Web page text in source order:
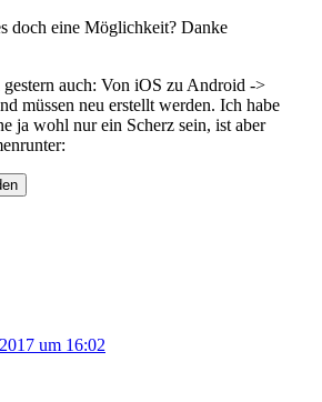
doch eine Möglichkeit? Danke
gestern auch: Von iOS zu Android ->
müssen neu erstellt werden. Ich habe
ja wohl nur ein Scherz sein, ist aber
um 16:02